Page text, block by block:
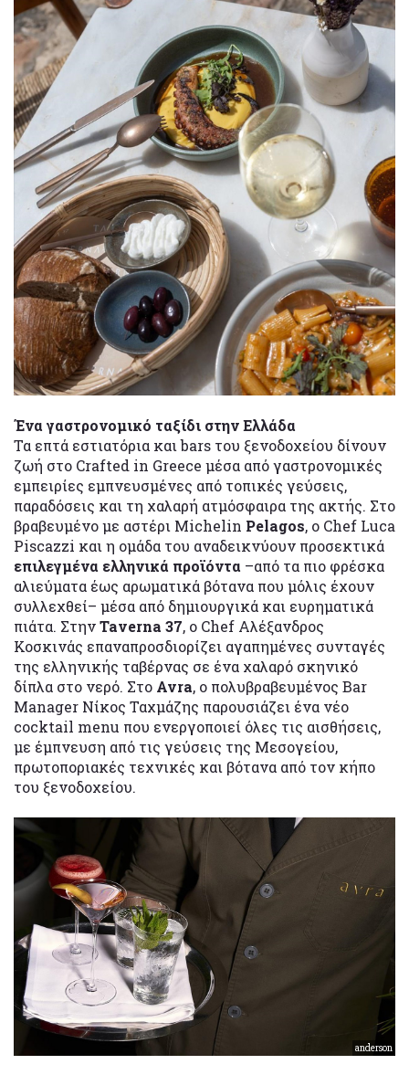
Ένα γαστρονομικό ταξίδι στην Ελλάδα
Τα επτά εστιατόρια και bars του ξενοδοχείου δίνουν
ζωή στο Crafted in Greece μέσα από γαστρονομικές
εμπειρίες εμπνευσμένες από τοπικές γεύσεις,
παραδόσεις και τη χαλαρή ατμόσφαιρα της ακτής. Στο
βραβευμένο με αστέρι Michelin Pelagos, ο Chef Luca
Piscazzi και η ομάδα του αναδεικνύουν προσεκτικά
επιλεγμένα ελληνικά προϊόντα –από τα πιο φρέσκα
αλιεύματα έως αρωματικά βότανα που μόλις έχουν
συλλεχθεί– μέσα από δημιουργικά και ευρηματικά
πιάτα. ΣτηνTaverna 37, ο Chef Αλέξανδρος
Κοσκινάς επαναπροσδιορίζει αγαπημένες συνταγές
της ελληνικής ταβέρνας σε ένα χαλαρό σκηνικό
δίπλα στο νερό. Στο Avra, ο πολυβραβευμένος Bar
Manager Νίκος Ταχμάζης παρουσιάζει ένα νέο
cocktail menu που ενεργοποιεί όλες τις αισθήσεις,
με έμπνευση από τις γεύσεις της Μεσογείου,
πρωτοποριακές τεχνικές και βότανα από τον κήπο
του ξενοδοχείου.
anderson